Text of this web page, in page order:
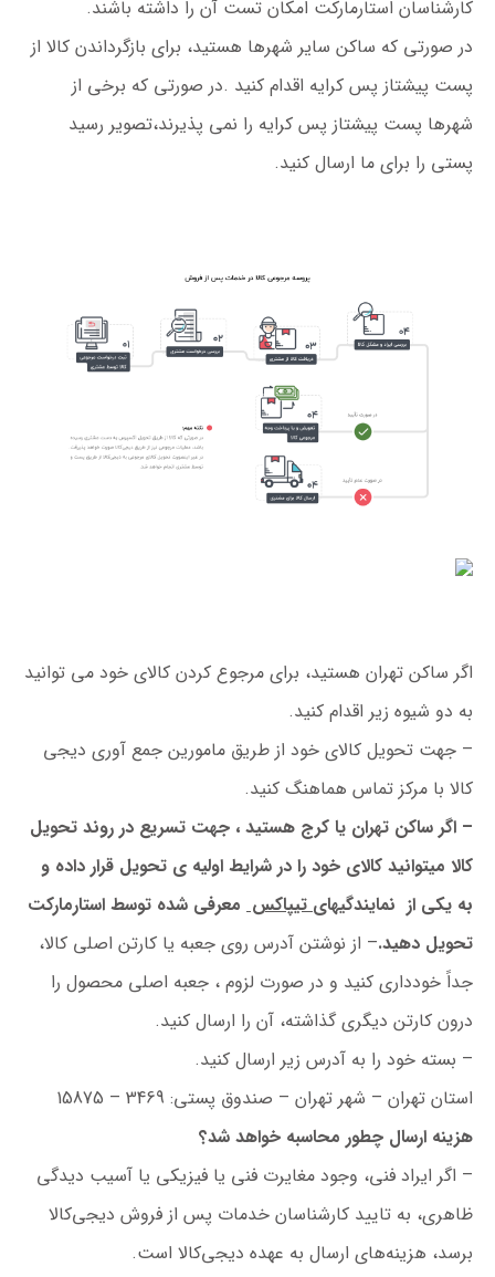
کارشناسان استارمارکت امکان تست آن را داشته باشند.
در صورتی که ساکن سایر شهرها هستید، برای بازگرداندن کالا از
پست پیشتاز پس کرایه اقدام کنید .در صورتی که برخی از
شهرها پست پیشتاز پس کرایه را نمی پذیرند،تصویر رسید
پستی را برای ما ارسال کنید.
اگر ساکن تهران هستید، برای مرجوع کردن کالای خود می توانید
به دو شیوه زیر اقدام کنید.
– جهت تحویل کالای خود از طریق مامورین جمع آوری دیجی
کالا با مرکز تماس هماهنگ کنید.
– اگر ساکن تهران یا کرج هستید ، جهت تسریع در روند تحویل
کالا میتوانید کالای خود را در شرایط اولیه ی تحویل قرار داده و
به یکی از نمایندگیهایتیپاکس معرفی شده توسط استارمارکت
تحویل دهید.– از نوشتن آدرس روی جعبه یا کارتن اصلی کالا،
جداً خودداری کنید و در صورت لزوم ، جعبه اصلی محصول را
درون کارتن دیگری گذاشته، آن را ارسال کنید.
– بسته خود را به آدرس زیر ارسال کنید.
استان تهران – شهر تهران – صندوق پستی: 3469 – 15875
هزینه ارسال چطور محاسبه خواهد شد؟
– اگر ایراد فنی، وجود مغایرت فنی یا فیزیکی یا آسیب دیدگی
ظاهری، به تایید کارشناسان خدمات پس از فروش دیجی‌کالا
برسد، هزینه‌های ارسال به عهده دیجی‌کالا است.